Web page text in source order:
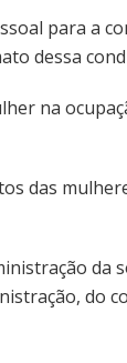
para a
dessa
na
das
da
do